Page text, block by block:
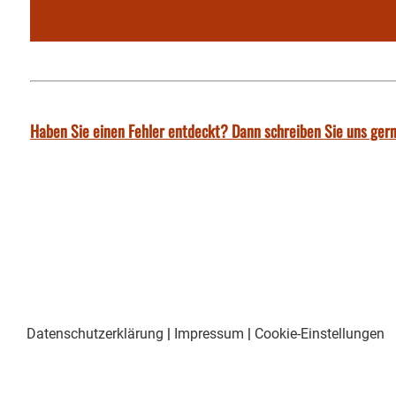
Haben Sie einen Fehler entdeckt? Dann schreiben Sie uns
Datenschutzerklärung | Impressum | Cookie-Einstellungen